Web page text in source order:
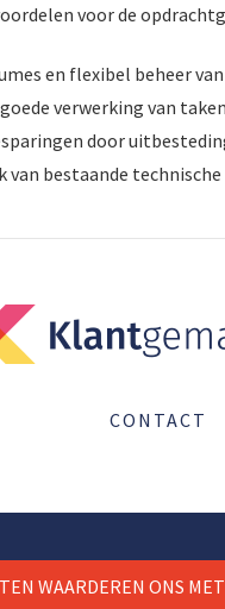
voor de
en flexibel beheer
verwerking van taken
door
van bestaande
CONTACT
WAARDEREN ONS